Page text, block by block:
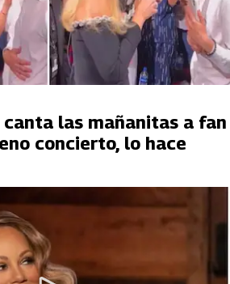
canta las mañanitas a fan
concierto, lo hace